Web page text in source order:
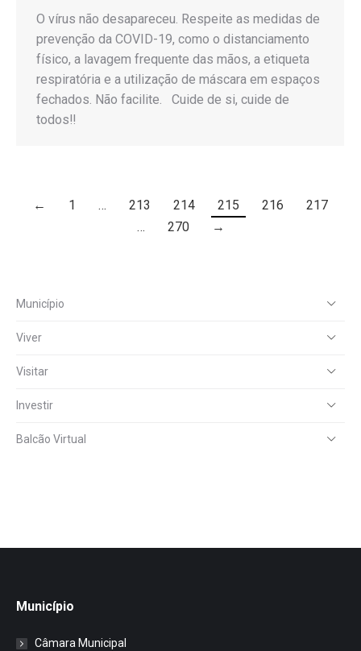
O vírus não desapareceu. Respeite as medidas de
prevenção da COVID-19, como o distanciamento
físico, a lavagem frequente das mãos, a etiqueta
respiratória e a utilização de máscara em espaços
fechados. Não facilite. Cuide de si, cuide de
todos‼️
← 1 … 213 214 215 216
217
…
270 →
Município
Viver
Visitar
Investir
Balcão Virtual
Município
Câmara Municipal